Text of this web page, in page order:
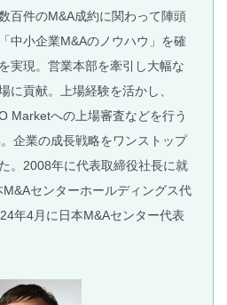
百件のM&A成約に関わって陣頭
中小企業M&Aのノウハウ」を確
実現。営業本部を牽引し大幅な
に貢献。上場経験を活かし、
Marketへの上場審査などを行う
企業の成長戦略をワンストップ
。2008年に代表取締役社長に就
センターホールディングス代
年4月に日本M&Aセンター代表